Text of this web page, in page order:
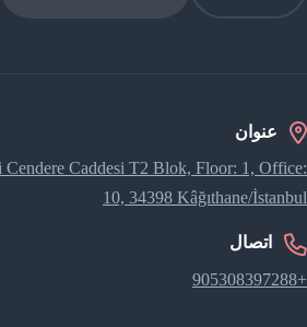
عنوان
Cendere Caddesi​ T2 Blok, Floor: 1, Office:
10, 34398 Kâğıthane/İstanbul
اتصال
+905308397288